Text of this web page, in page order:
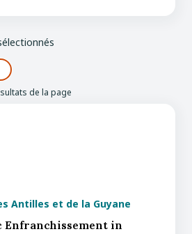
de la page
Antilles et de la Guyane
Enfranchissement in